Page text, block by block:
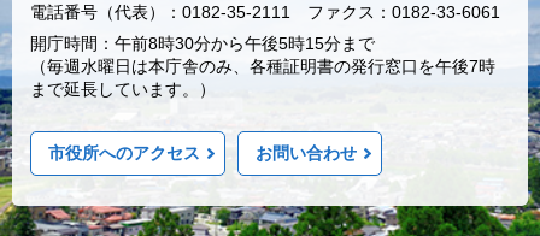
電話番号（代表）：0182-35-2111 ファクス：0182-33-6061
開庁時間：午前8時30分から午後5時15分まで
（毎週水曜日は本庁舎のみ、各種証明書の発行窓口を午後7時
まで延長しています。）
市役所へのアクセス お問い合わせ